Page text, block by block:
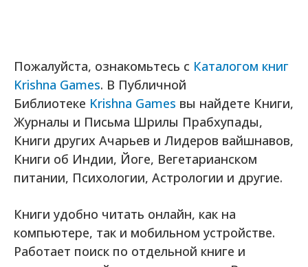
Пожалуйста, ознакомьтесь с Каталогом книг
Krishna Games. В Публичной
Библиотеке Krishna Games вы найдете Книги,
Журналы и Письма Шрилы Прабхупады,
Книги других Ачарьев и Лидеров вайшнавов,
Книги об Индии, Йоге, Вегетарианском
питании, Психологии, Астрологии и другие.
Книги удобно читать онлайн, как на
компьютере, так и мобильном устройстве.
Работает поиск по отдельной книге и